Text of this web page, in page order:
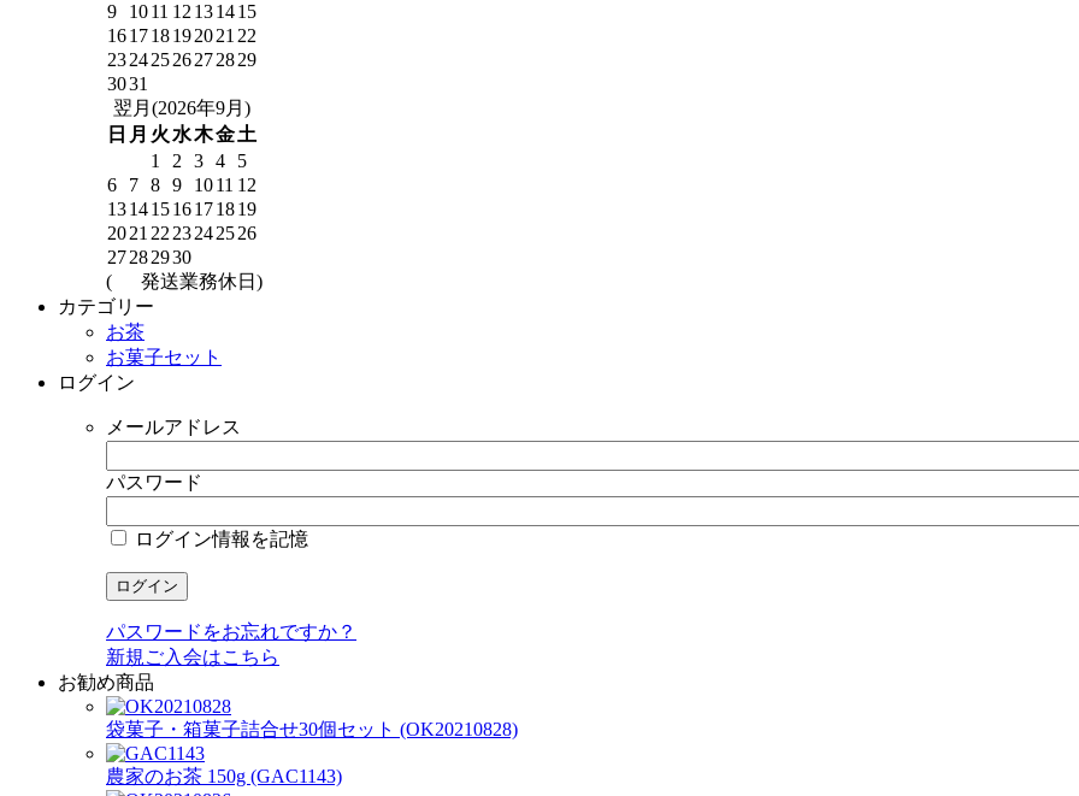
9
1011 12 131415
161718192021 22
23242526272829
3031
翌月(2026年9月)
日 月 火 水木金土
1
2 3 4
5
6
7 8 9 1011 12
13141516171819
2021 22 23242526
27282930
(
発送業務休日)
カテゴリー
お茶
お菓子セット
ログイン
メールアドレス
パスワード
ログイン情報を記憶
パスワードをお忘れですか？
新規ご入会はこちら
お勧め商品
袋菓子・箱菓子詰合せ30個セット (OK20210828)
農家のお茶 150g (GAC1143)